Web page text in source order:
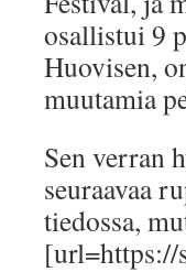
osallistui 9
Huovisen,
muutamia
Sen verran
seuraavaa
tiedossa,
[url=https://